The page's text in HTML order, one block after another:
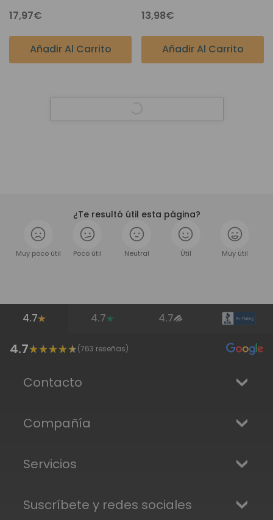
17,97€
Añadir Al Carrito
8oz. - Essentials By
BeautiMark
13,98€
Añadir Al Carrito
¿Te resultó útil esta página?
Muy poco útil Poco útil Neutral Útil Muy útil
4.7 4.7 4.7
4.7 (763 reseñas)
Contacto
Compañía
Servicios
Suscríbete y redes sociales